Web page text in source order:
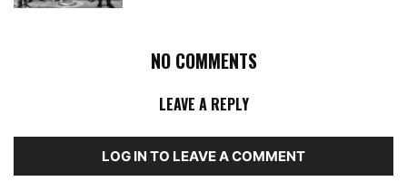
NO COMMENTS
LEAVE A REPLY
LOG IN TO LEAVE A COMMENT